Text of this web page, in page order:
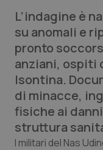
Lettere al
Edizioni
QS Pro
Professionisti
Abruzzo
QS Pro Gold
L’indagine è
su anomali e
pronto
anziani, ospiti
Isontina.
di minacce,
fisiche ai
struttura
I militari del Nas